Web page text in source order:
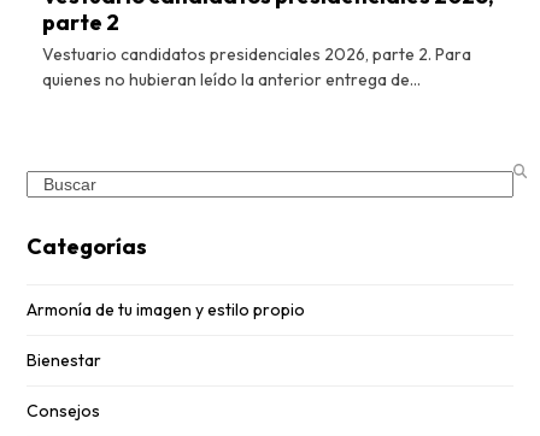
parte 2
Vestuario candidatos presidenciales 2026, parte 2. Para
quienes no hubieran leído la anterior entrega de…
Search
Categorías
Armonía de tu imagen y estilo propio
Bienestar
Consejos